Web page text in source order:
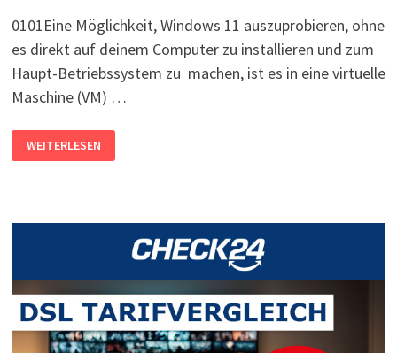
0101Eine Möglichkeit, Windows 11 auszuprobieren, ohne
es direkt auf deinem Computer zu installieren und zum
Haupt-Betriebssystem zu machen, ist es in eine virtuelle
Maschine (VM) …
WINDOWS
11
SIMULATOR
WEITERLESEN